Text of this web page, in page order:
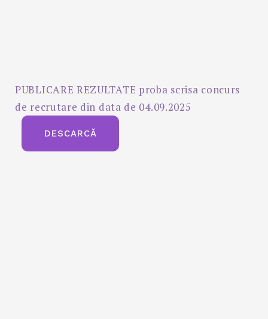
PUBLICARE REZULTATE proba scrisa concurs
de recrutare din data de 04.09.2025
DESCARCĂ